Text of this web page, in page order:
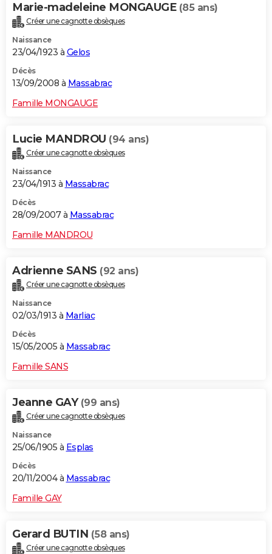
Marie-madeleine MONGAUGE (85 ans)
Créer une cagnotte obsèques
Naissance
23/04/1923 à Gelos
Décès
13/09/2008 à Massabrac
Famille MONGAUGE
Lucie MANDROU (94 ans)
Créer une cagnotte obsèques
Naissance
23/04/1913 à Massabrac
Décès
28/09/2007 à Massabrac
Famille MANDROU
Adrienne SANS (92 ans)
Créer une cagnotte obsèques
Naissance
02/03/1913 à Marliac
Décès
15/05/2005 à Massabrac
Famille SANS
Jeanne GAY (99 ans)
Créer une cagnotte obsèques
Naissance
25/06/1905 à Esplas
Décès
20/11/2004 à Massabrac
Famille GAY
Gerard BUTIN (58 ans)
Créer une cagnotte obsèques